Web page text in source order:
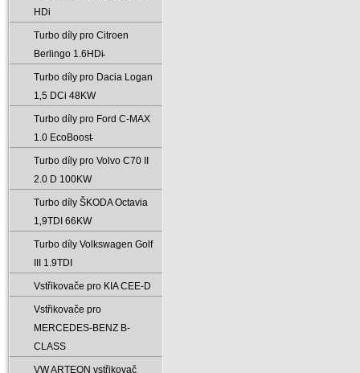
HDi
Turbo díly pro Citroen
Berlingo 1.6HDi̵
Turbo díly pro Dacia Logan
1‚5 DCi 48KW
Turbo díly pro Ford C-MAX
1.0 EcoBoost̵
Turbo díly pro Volvo C70 II
2.0 D 100KW
Turbo díly ŠKODA Octavia
1‚9TDI 66KW
Turbo díly Volkswagen Golf
III 1.9TDI
Vstřikovače pro KIA CEE-D
Vstřikovače pro
MERCEDES-BENZ B-
CLASS
VW ARTEON vstřikovač